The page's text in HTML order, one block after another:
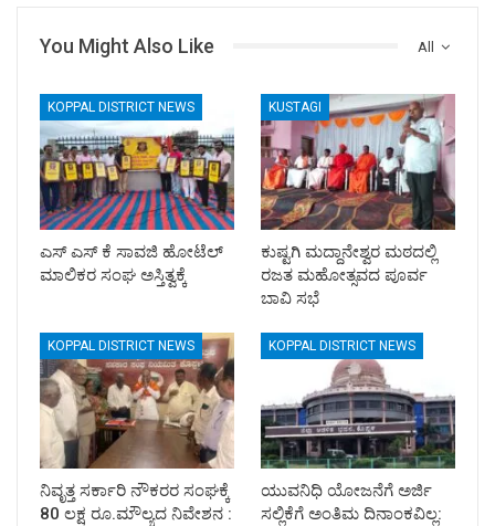
All
You Might Also Like
KOPPAL DISTRICT NEWS
ಎಸ್ ಎಸ್ ಕೆ ಸಾವಜಿ ಹೋಟೆಲ್
ಮಾಲಿಕರ ಸಂಘ ಅಸ್ತಿತ್ವಕ್ಕೆ
KUSTAGI
ಕುಷ್ಟಗಿ ಮದ್ದಾನೇಶ್ವರ ಮಠದಲ್ಲಿ
ರಜತ ಮಹೋತ್ಸವದ ಪೂರ್ವ
ಬಾವಿ ಸಭೆ
KOPPAL DISTRICT NEWS
ನಿವೃತ್ತ ಸರ್ಕಾರಿ ನೌಕರರ ಸಂಘಕ್ಕೆ
80 ಲಕ್ಷ ರೂ.ಮೌಲ್ಯದ ನಿವೇಶನ :
KOPPAL DISTRICT NEWS
ಯುವನಿಧಿ ಯೋಜನೆಗೆ ಅರ್ಜಿ
ಸಲ್ಲಿಕೆಗೆ ಅಂತಿಮ ದಿನಾಂಕವಿಲ್ಲ: